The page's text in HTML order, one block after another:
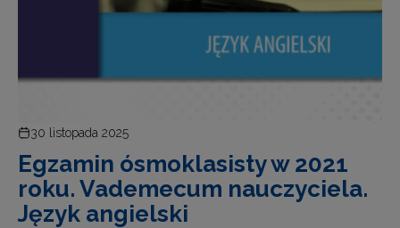
30 listopada 2025
Egzamin ósmoklasisty w 2021
roku. Vademecum nauczyciela.
Język angielski